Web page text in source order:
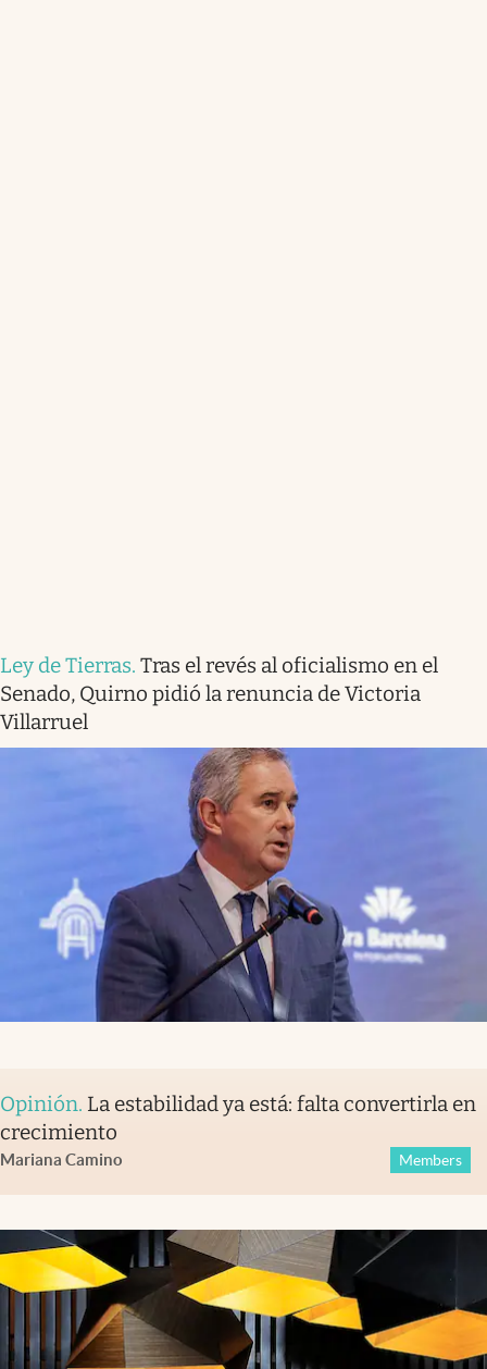
Ley de Tierras. Tras el revés al oficialismo en el
Senado, Quirno pidió la renuncia de Victoria
Villarruel
Opinión. La estabilidad ya está: falta convertirla en
crecimiento
Mariana Camino Members